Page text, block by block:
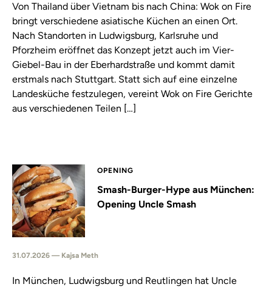
Von Thailand über Vietnam bis nach China: Wok on Fire
bringt verschiedene asiatische Küchen an einen Ort.
Nach Standorten in Ludwigsburg, Karlsruhe und
Pforzheim eröffnet das Konzept jetzt auch im Vier-
Giebel-Bau in der Eberhardstraße und kommt damit
erstmals nach Stuttgart. Statt sich auf eine einzelne
Landesküche festzulegen, vereint Wok on Fire Gerichte
aus verschiedenen Teilen […]
OPENING
Smash-Burger-Hype aus München:
Opening Uncle Smash
31.07.2026 — Kajsa Meth
In München, Ludwigsburg und Reutlingen hat Uncle